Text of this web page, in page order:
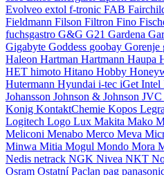
Evolveo extol f-tronic FAB
Fieldmann Filson Filtron Fino
fuchsgastro G&G G21 Gardena
Gigabyte Goddess goobay Gorenje
Haleon Hartman Hartmann Haupa
HET himoto Hitano Hobby
Hutermann Hyundai i-tec iGet Intel
Johansson Johnson & Johnson JVC
Konig KontaktChemie Kopos
Logitech Logo Lux Makita Mako
Meliconi Menabo Merco Meva
Minwa Mitia Mogul Mondo Mora
Nedis netrack NGK Nivea NKT
Osram OstatníPaclan pag